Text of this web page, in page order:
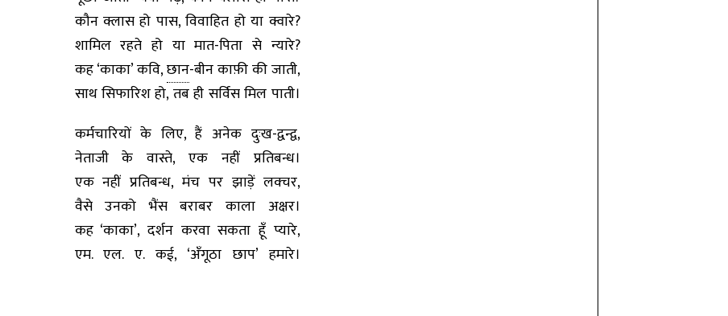
कौन क्लास हो पास, विवाहित हो या क्वारे?
शामिल रहते हो या मात-पिता से न्यारे?
कह ‘काका’ कवि,छान-बीन काफ़ी की जाती,
साथ सिफारिश हो, तब ही सर्विस मिल पाती।
कर्मचारियों के लिए, हैं अनेक दुःख-द्वन्द्व,
नेताजी के वास्ते, एक नहीं प्रतिबन्ध।
एक नहीं प्रतिबन्ध, मंच पर झाड़ें लक्चर,
वैसे उनको भैंस बराबर काला अक्षर।
कह ‘काका’, दर्शन करवा सकता हूँ प्यारे,
एम. एल. ए. कई, ‘अँगूठा छाप’ हमारे।